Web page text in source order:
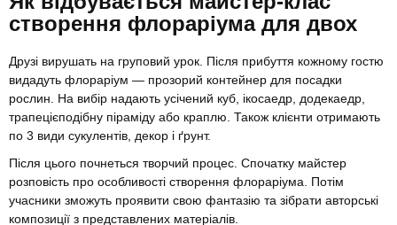
створення флораріума для двох
Друзі вирушать на груповий урок. Після прибуття кожному гостю
видадуть флораріум — прозорий контейнер для посадки
рослин. На вибір надають усічений куб, ікосаедр, додекаедр,
трапецієподібну піраміду або краплю. Також клієнти отримають
по 3 види сукулентів, декор і ґрунт.
Після цього почнеться творчий процес. Спочатку майстер
розповість про особливості створення флораріума. Потім
учасники зможуть проявити свою фантазію та зібрати авторські
композиції з представлених матеріалів.